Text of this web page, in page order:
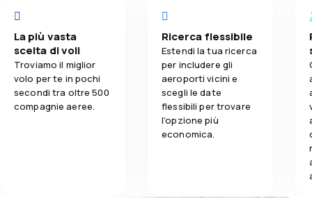
La più vasta
scelta di voli
Troviamo il miglior
volo per te in pochi
secondi tra oltre 500
compagnie aeree.
Ricerca flessibile
Estendi la tua ricerca
per includere gli
aeroporti vicini e
scegli le date
flessibili per trovare
l'opzione più
economica.